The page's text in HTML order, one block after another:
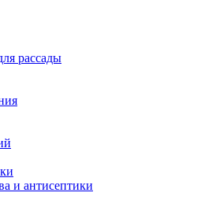
рассады
и антисептики